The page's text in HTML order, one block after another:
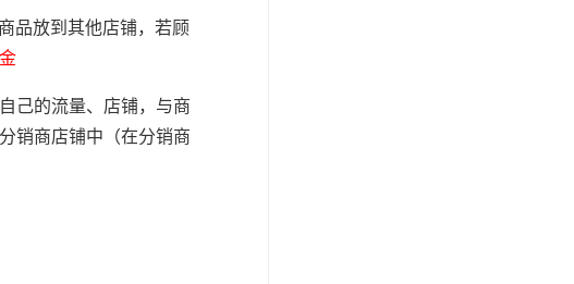
品放到其他店铺，若顾
己的流量、店铺，与商
销商店铺中（在分销商